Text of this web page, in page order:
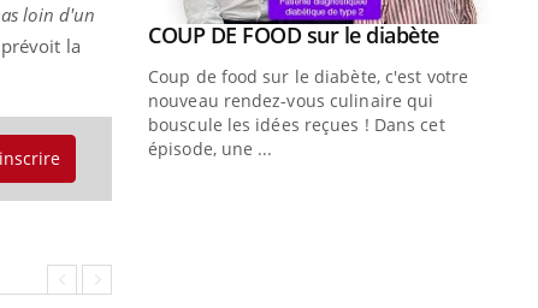
loin d'un
la
» pour
de bilan de
Youtube
COUP DE FOOD sur le diabèteYoutube
Coup de food sur le diabète, c'est votre
nouveau rendez-vous culinaire qui
bouscule les idées reçues ! Dans cet
épisode, une ...